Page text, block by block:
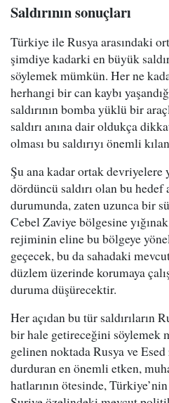
Saldırının sonuçları
Türkiye ile Rusya arasındaki
şimdiye kadarki en büyük
söylemek mümkün. Her ne
herhangi bir can kaybı
saldırının bomba yüklü bir
saldırı anına dair oldukça
olması bu saldırıyı önemli
Şu ana kadar ortak devriyelere
dördüncü saldırı olan bu
durumunda, zaten uzunca bir
Cebel Zaviye bölgesine
rejiminin eline bu bölgeye
geçecek, bu da sahadaki
düzlem üzerinde korumaya
duruma düşürecektir.
Her açıdan bu tür saldırıların
bir hale getireceğini söylemek
gelinen noktada Rusya ve
durduran en önemli etken,
hatlarının ötesinde,